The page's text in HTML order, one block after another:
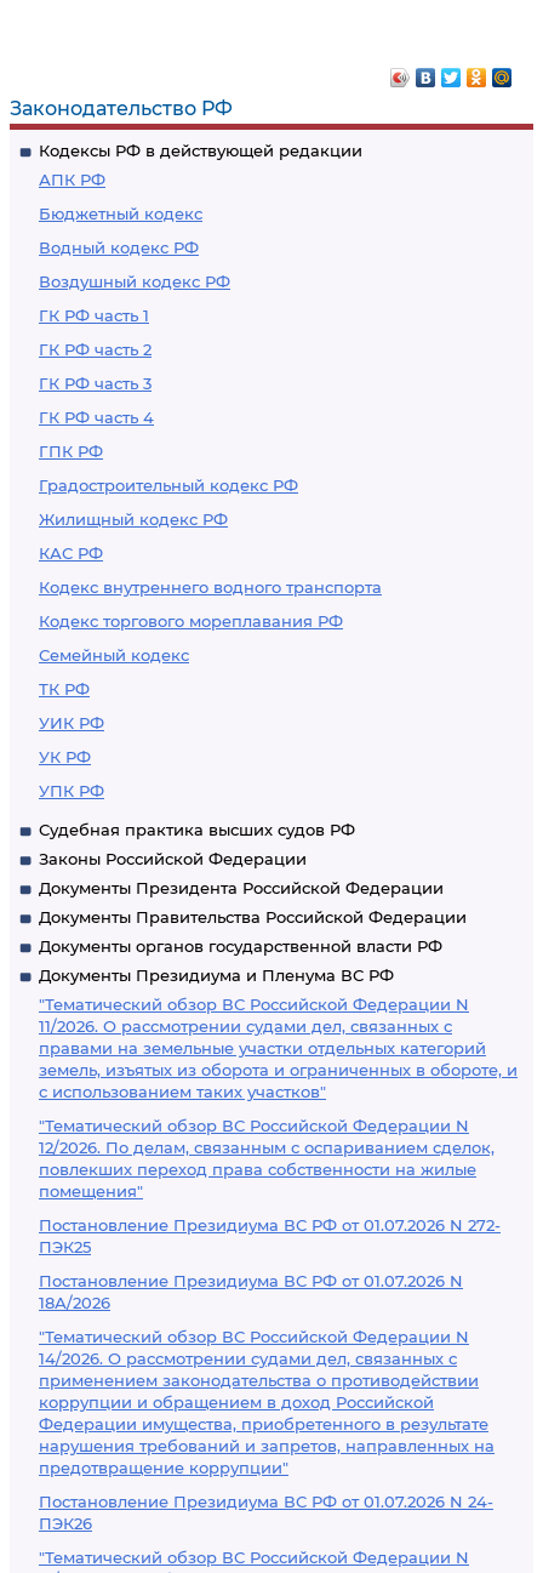
Законодательство РФ
Кодексы РФ в действующей редакции
АПК РФ
Бюджетный кодекс
Водный кодекс РФ
Воздушный кодекс РФ
ГК РФ часть 1
ГК РФ часть 2
ГК РФ часть 3
ГК РФ часть 4
ГПК РФ
Градостроительный кодекс РФ
Жилищный кодекс РФ
КАС РФ
Кодекс внутреннего водного транспорта
Кодекс торгового мореплавания РФ
Семейный кодекс
ТК РФ
УИК РФ
УК РФ
УПК РФ
Судебная практика высших судов РФ
Законы Российской Федерации
Документы Президента Российской Федерации
Документы Правительства Российской Федерации
Документы органов государственной власти РФ
Документы Президиума и Пленума ВС РФ
"Тематический обзор ВС Российской Федерации N
11/2026. О рассмотрении судами дел, связанных с
правами на земельные участки отдельных категорий
земель, изъятых из оборота и ограниченных в обороте, и
с использованием таких участков"
"Тематический обзор ВС Российской Федерации N
12/2026. По делам, связанным с оспариванием сделок,
повлекших переход права собственности на жилые
помещения"
Постановление Президиума ВС РФ от 01.07.2026 N 272-
ПЭК25
Постановление Президиума ВС РФ от 01.07.2026 N
18А/2026
"Тематический обзор ВС Российской Федерации N
14/2026. О рассмотрении судами дел, связанных с
применением законодательства о противодействии
коррупции и обращением в доход Российской
Федерации имущества, приобретенного в результате
нарушения требований и запретов, направленных на
предотвращение коррупции"
Постановление Президиума ВС РФ от 01.07.2026 N 24-
ПЭК26
"Тематический обзор ВС Российской Федерации N